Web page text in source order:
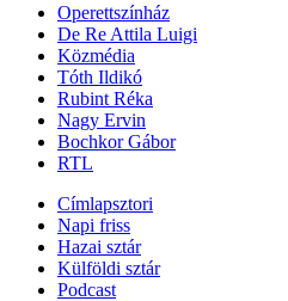
Operettszínház
De Re Attila Luigi
Közmédia
Tóth Ildikó
Rubint Réka
Nagy Ervin
Bochkor Gábor
RTL
Címlapsztori
Napi friss
Hazai sztár
Külföldi sztár
Podcast